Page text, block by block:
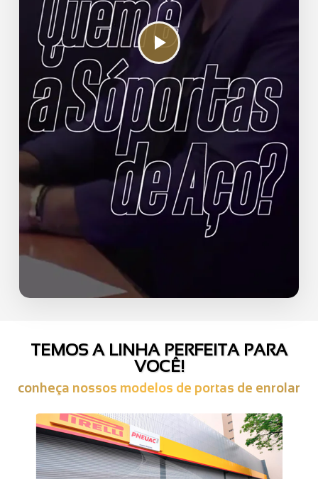
TEMOS A LINHA PERFEITA PARA
VOCÊ!
conheça nossos modelos de portas de enrolar